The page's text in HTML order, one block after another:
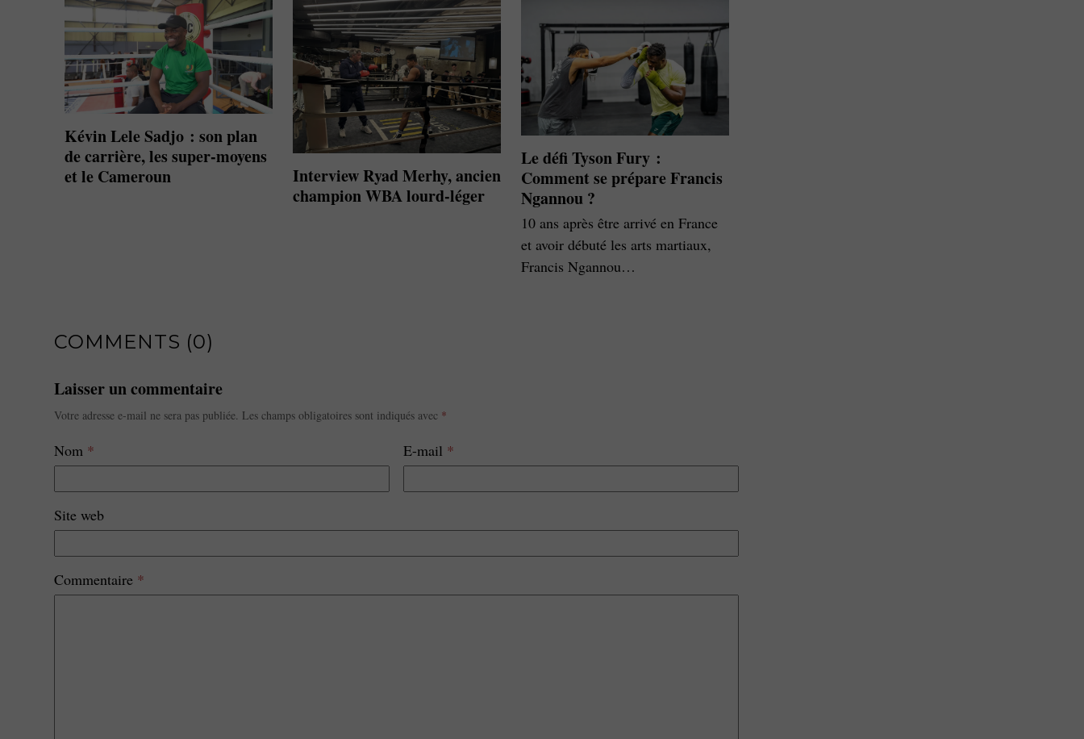
Kévin Lele Sadjo : son plan
de carrière, les super-moyens
et le Cameroun
Interview Ryad Merhy, ancien
champion WBA lourd-léger
Le défi Tyson Fury :
Comment se prépare Francis
Ngannou ?
10 ans après être arrivé en France
et avoir débuté les arts martiaux,
Francis Ngannou…
COMMENTS (0)
Laisser un commentaire
Votre adresse e-mail ne sera pas publiée. Les champs obligatoires sont indiqués avec *
Nom * E-mail *
Site web
Commentaire *